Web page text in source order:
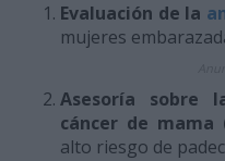
Evaluación de la
mujeres
Asesoría sobre
cáncer de mama
alto riesgo de